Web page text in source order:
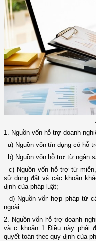
1. Nguồn vốn hỗ trợ doanh
a) Nguồn vốn tín dụng có hỗ
b) Nguồn vốn hỗ trợ từ ngân
c) Nguồn vốn hỗ trợ từ
sử dụng đất và các khoản
định của pháp luật;
d) Nguồn vốn hợp pháp từ
ngoài.
2. Nguồn vốn hỗ trợ doanh
và c khoản 1 Điều này phải
quyết toán theo quy định của